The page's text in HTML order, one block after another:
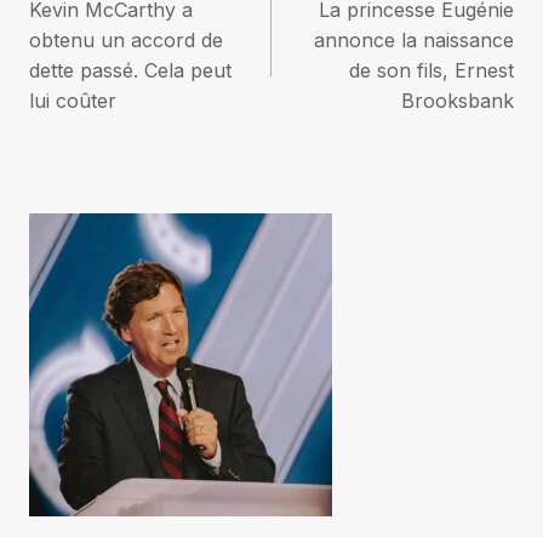
de
l’article
Kevin McCarthy a
obtenu un accord de
dette passé. Cela peut
lui coûter
La princesse Eugénie
annonce la naissance
de son fils, Ernest
Brooksbank